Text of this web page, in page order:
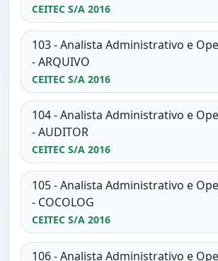
CEITEC S/A 2016
103 - Analista Administrativo e
- ARQUIVO
CEITEC S/A 2016
104 - Analista Administrativo e
- AUDITOR
CEITEC S/A 2016
105 - Analista Administrativo e
- COCOLOG
CEITEC S/A 2016
106 - Analista Administrativo e